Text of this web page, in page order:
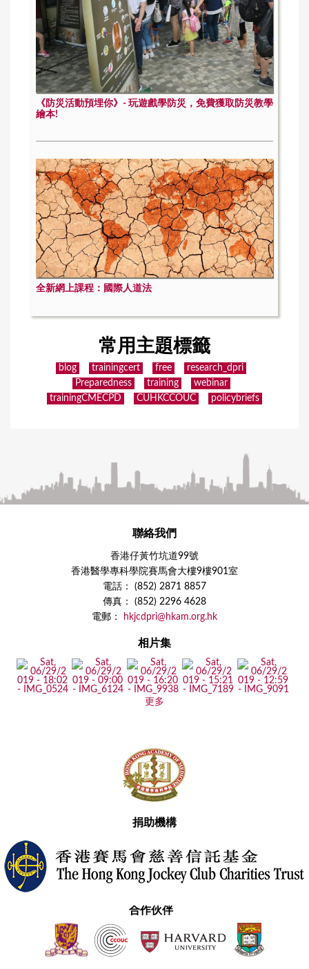
《防災活動預埋你》- 玩遊戲學防災，免費獲取防災教學
繪本!
全新網上課程：國際人道法
常用主題標籤
blog trainingcert free
research_dpri
Preparedness
training
webinar
trainingCMECPD
CUHKCCOUC policybriefs
聯絡我們
香港仔黃竹坑道99號
香港醫學專科學院賽馬會大樓9樓901室
電話： (852) 2871 8857
傳真： (852) 2296 4628
電郵：
hkjcdpri@hkam.org.hk
相片集
更多
捐助機構
合作伙伴